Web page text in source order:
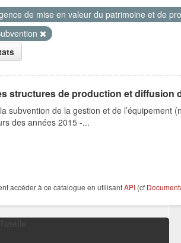
de mise en valeur du patrimoine et de
structures de production et diffusion
subvention de la gestion et de
des années 2015 -...
accéder à ce catalogue en utilisantAPI (cf